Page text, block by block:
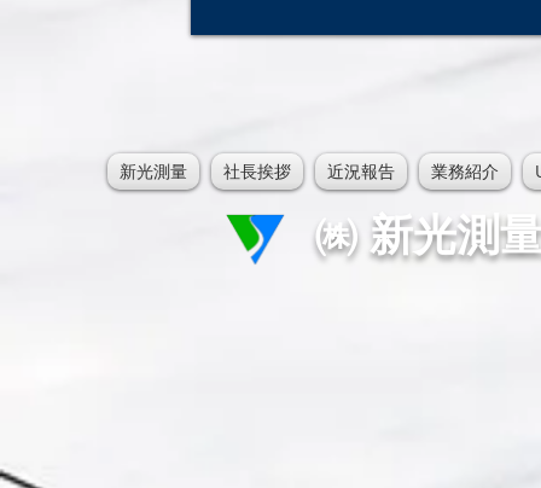
新光測量 社長挨拶 近況報告 業務紹介
㈱ 新光測